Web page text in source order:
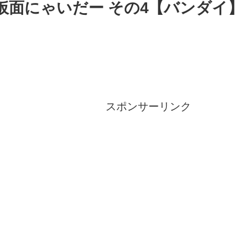
面にゃいだー その4【バンダイ】
スポンサーリンク